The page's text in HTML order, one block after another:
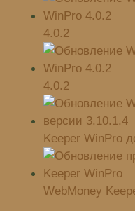
4.0.2
4.0.2
Keeper WinPro
WebMoney